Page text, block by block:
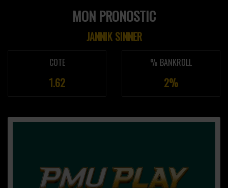
MON PRONOSTIC
JANNIK SINNER
COTE
1.62
% BANKROLL
2%